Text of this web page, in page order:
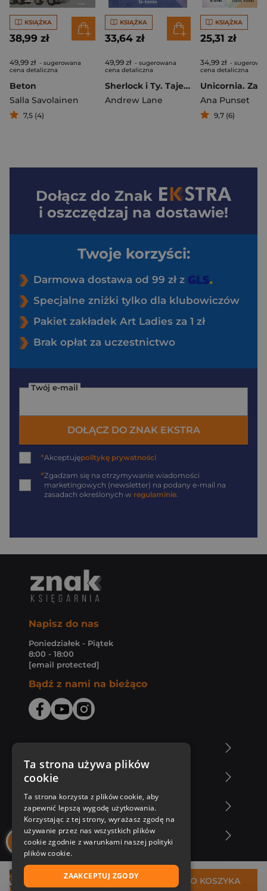
30,83 zł DO KOSZYKA
KSIĄŻKA
38,99 zł
49,99 zł - sugerowana
cena detaliczna
Beton
Salla Savolainen
7,5 (4)
KSIĄŻKA
33,64 zł
49,99 zł - sugerowana
cena detaliczna
Sherlock i Ty. Tajemnica zaginionego domu
Andrew Lane
KSIĄŻKA
25,31 zł
34,99 zł -
cena detaliczna
Ana Punset
9,7 (6)
Dołącz do Znak
i oszczędzaj na dostawie!
Twoje korzyści:
Darmowa dostawa od 99 zł z
Specjalne zniżki tylko dla klubowiczów
Pakiet zakładek Art Ladies za 1 zł
Brak opłat za uczestnictwo
Twój e-mail
DOŁĄCZ DO ZNAK EKSTRA
*Akceptujępolitykę prywatności
*Zgadzam się na otrzymywanie wiadomości
marketingowych (newsletter) na podany e-mail na
zasadach określonych w regulaminie.
Napisz do nas
Poniedziałek - Piątek
8:00 - 18:00
[email protected]
Bądź z nami na bieżąco
Zakupy u nas
Nasza oferta
Nasi autorzy
Ta strona używa plików
cookie
Ta strona korzysta z plików cookie, aby
zapewnić lepszą wygodę użytkowania.
Korzystając z tej strony, wyrażasz zgodę na
używanie przez nas wszystkich plików
cookie zgodnie z warunkami naszej polityki
plików cookie.
ZAAKCEPTUJ ZGODY